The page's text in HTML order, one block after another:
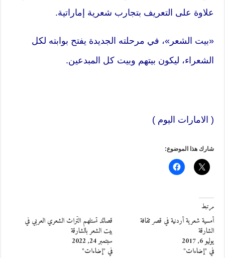
علاوة على التعريف بتجارب شعرية إماراتية.
«بيت الشعر»، في مرحلته الجديدة يفتح بوابته لكل
الشعراء، ليكون بيتهم وبيت كل المبدعين.
( الامارات اليوم )
شارك هذا الموضوع:
مرتبط
أمسية شعرية أردنية في قصر ثقافة
الشارقة
يوليو 6, 2017
في "إضاءات"
قصائد تستلهم التّراث الشعري العربي في
بيت الشعر بالشارقة
سبتمبر 24, 2022
في "إضاءات"